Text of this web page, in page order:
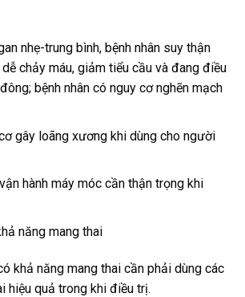
nhẹ-trung bình, bệnh nhân suy thận
chảy máu, giảm tiểu cầu và đang điều
bệnh nhân có nguy cơ nghẽn mạch
gây loãng xương khi dùng cho người
hành máy móc cần thận trọng khi
năng mang thai
khả năng mang thai cần phải dùng các
hiệu quả trong khi điều trị.